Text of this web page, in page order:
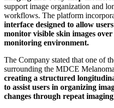
support image organization and
workflows. The platform
interface designed to allow
monitor visible skin images
monitoring environment.
The Company stated that one of
surrounding the MDCE
creating a structured
to assist users in organizing
changes through repeat